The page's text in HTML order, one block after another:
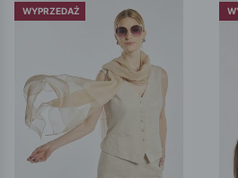
WYPRZEDAŻ